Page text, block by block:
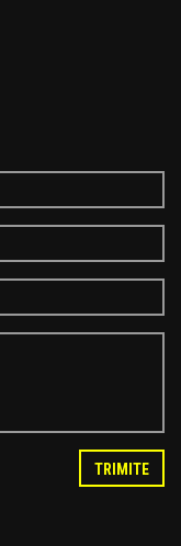
TRIMITE